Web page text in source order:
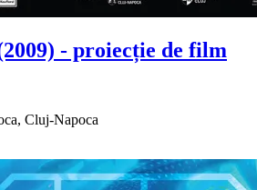
- proiecție de film
Cluj-Napoca